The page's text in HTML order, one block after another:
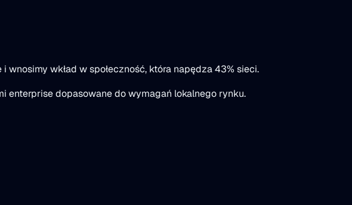
wkład w społeczność, która napędza 43% sieci.
enterprise dopasowane do wymagań lokalnego rynku.